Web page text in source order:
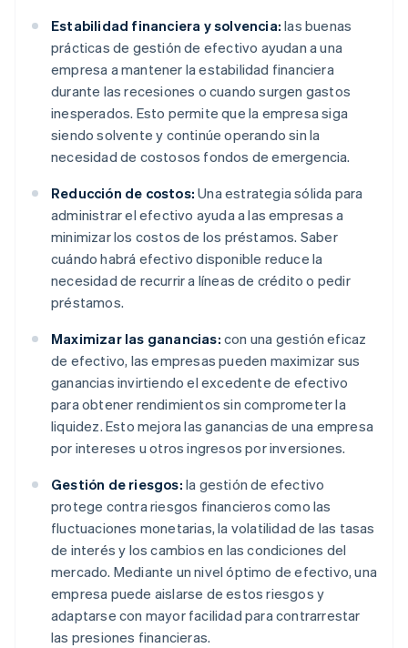
Estabilidad financiera y solvencia: las buenas
prácticas de gestión de efectivo ayudan a una
empresa a mantener la estabilidad financiera
durante las recesiones o cuando surgen gastos
inesperados. Esto permite que la empresa siga
siendo solvente y continúe operando sin la
necesidad de costosos fondos de emergencia.
Reducción de costos: Una estrategia sólida para
administrar el efectivo ayuda a las empresas a
minimizar los costos de los préstamos. Saber
cuándo habrá efectivo disponible reduce la
necesidad de recurrir a líneas de crédito o pedir
préstamos.
Maximizar las ganancias: con una gestión eficaz
de efectivo, las empresas pueden maximizar sus
ganancias invirtiendo el excedente de efectivo
para obtener rendimientos sin comprometer la
liquidez. Esto mejora las ganancias de una empresa
por intereses u otros ingresos por inversiones.
Gestión de riesgos: la gestión de efectivo
protege contra riesgos financieros como las
fluctuaciones monetarias, la volatilidad de las tasas
de interés y los cambios en las condiciones del
mercado. Mediante un nivel óptimo de efectivo, una
empresa puede aislarse de estos riesgos y
adaptarse con mayor facilidad para contrarrestar
las presiones financieras.